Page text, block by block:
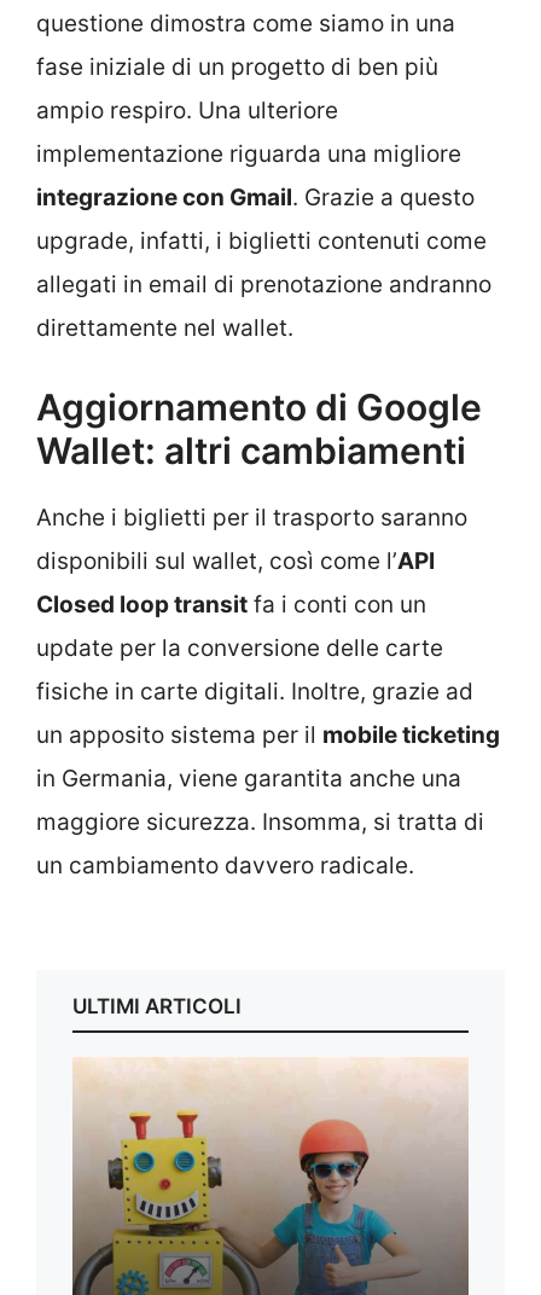
questione dimostra come siamo in una
fase iniziale di un progetto di ben più
ampio respiro. Una ulteriore
implementazione riguarda una migliore
integrazione con Gmail. Grazie a questo
upgrade, infatti, i biglietti contenuti come
allegati in email di prenotazione andranno
direttamente nel wallet.
Aggiornamento di Google
Wallet: altri cambiamenti
Anche i biglietti per il trasporto saranno
disponibili sul wallet, così come l’API
Closed loop transit fa i conti con un
update per la conversione delle carte
fisiche in carte digitali. Inoltre, grazie ad
un apposito sistema per il mobile ticketing
in Germania, viene garantita anche una
maggiore sicurezza. Insomma, si tratta di
un cambiamento davvero radicale.
ULTIMI ARTICOLI